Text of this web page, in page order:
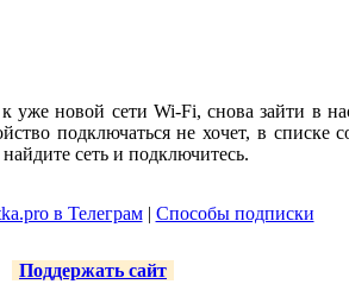
уже новой сети Wi-Fi, снова зайти в
подключаться не хочет, в
сеть и подключитесь.
в Телеграм| Способы подписки
Поддержать сайт